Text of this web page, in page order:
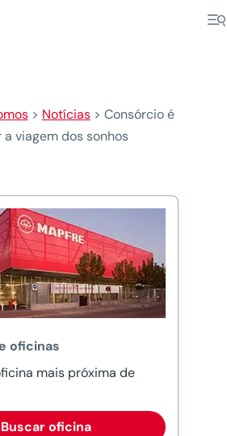
> Notícias> Consórcio é
viagem dos sonhos
oficinas
mais próxima de
Buscar oficina